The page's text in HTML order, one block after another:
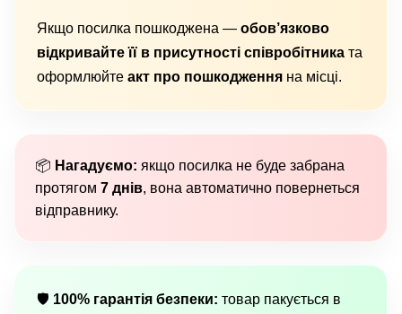
Якщо посилка пошкоджена — обов’язково
відкривайте її в присутності співробітника та
оформлюйте акт про пошкодження на місці.
📦 Нагадуємо: якщо посилка не буде забрана
протягом 7 днів, вона автоматично повернеться
відправнику.
🛡 100% гарантія безпеки: товар пакується в